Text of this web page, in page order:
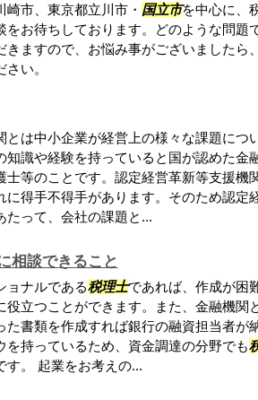
市、東京都立川市・ 国立市を中心に、
をお待ちしております。どのような問題
きますので、お悩み事がございましたら
い。
とは中小企業が経営上の様々な課題につ
識や経験を持っていると国が認めた金
士等のことです。認定経営革新等支援機
に得手不得手があります。そのため認定
たって、会社の課題と...
相談できること
ョナルである税理士であれば、作成が困
役立つことができます。また、金融機関
た書類を作成すれば銀行の融資担当者が
を持っているため、資金調達の分野でも
す。 起業をお考えの...